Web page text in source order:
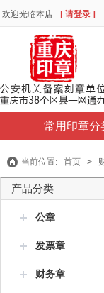
欢迎光临本店 [ 请登录 ]
常用印章分
当前位置: 首页 >
产品分类
公章
发票章
财务章